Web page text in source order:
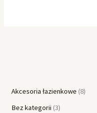
Akcesoria łazienkowe 8
Bez kategorii 3